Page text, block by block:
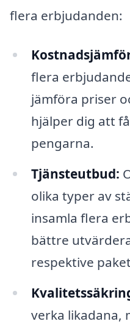
flera erbjudanden:
flera
jämföra priser
hjälper dig att
pengarna.
Tjänsteutbud:
olika typer av
insamla flera
bättre
respektive
verka likadana,